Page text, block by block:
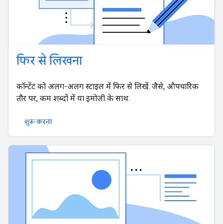
फिर से लिखना
कॉन्टेंट को अलग-अलग स्टाइल में फिर से लिखें. जैसे, औपचारिक
तौर पर, कम शब्दों में या इमोजी के साथ.
शुरू करना